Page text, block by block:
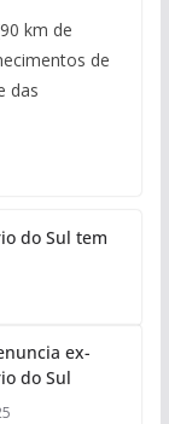
km de
de
das
do Sul tem
ex-
do Sul